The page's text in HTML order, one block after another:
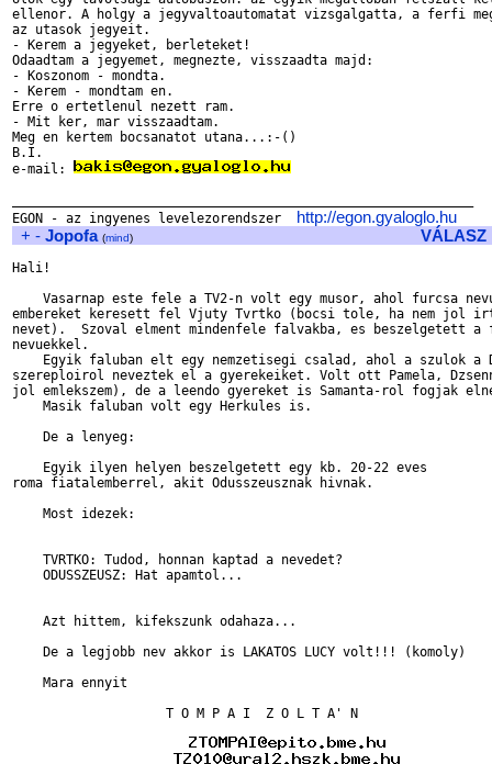
ellenor. A holgy a jegyvaltoautomatat vizsgalgatta, a ferfi
az utasok jegyeit.
- Kerem a jegyeket, berleteket!
Odaadtam a jegyemet, megnezte, visszaadta majd:
- Koszonom - mondta.
- Kerem - mondtam en.
Erre o ertetlenul nezett ram.
- Mit ker, mar visszaadtam.
Meg en kertem bocsanatot utana...:-()
B.I.
e-mail:
EGON - az ingyenes levelezorendszer http://egon.gyaloglo.hu
+ - Jopofa (mind) VÁLASZ
Hali!
Vasarnap este fele a TV2-n volt egy musor, ahol furcsa
embereket keresett fel Vjuty Tvrtko (bocsi tole, ha nem jol
nevet).  Szoval elment mindenfele falvakba, es beszelgetett
nevuekkel.
Egyik faluban elt egy nemzetisegi csalad, ahol a szulok a
szereploirol neveztek el a gyerekeiket. Volt ott Pamela,
jol emlekszem), de a leendo gyereket is Samanta-rol fogjak
    Masik faluban volt egy Herkules is.
    De a lenyeg:
    Egyik ilyen helyen beszelgetett egy kb. 20-22 eves
roma fiatalemberrel, akit Odusszeusznak hivnak.
    Most idezek:
    TVRTKO: Tudod, honnan kaptad a nevedet?
    ODUSSZEUSZ: Hat apamtol...
    Azt hittem, kifekszunk odahaza...
    De a legjobb nev akkor is LAKATOS LUCY volt!!! (komoly)
    Mara ennyit
                    T O M P A I  Z O L T A' N